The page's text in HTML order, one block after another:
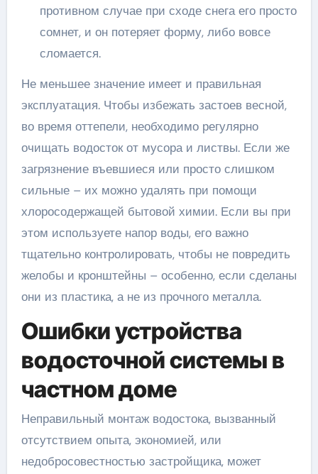
противном случае при сходе снега его просто
сомнет, и он потеряет форму, либо вовсе
сломается.
Не меньшее значение имеет и правильная
эксплуатация. Чтобы избежать застоев весной,
во время оттепели, необходимо регулярно
очищать водосток от мусора и листвы. Если же
загрязнение въевшиеся или просто слишком
сильные – их можно удалять при помощи
хлоросодержащей бытовой химии. Если вы при
этом используете напор воды, его важно
тщательно контролировать, чтобы не повредить
желобы и кронштейны – особенно, если сделаны
они из пластика, а не из прочного металла.
Ошибки устройства
водосточной системы в
частном доме
Неправильный монтаж водостока, вызванный
отсутствием опыта, экономией, или
недобросовестностью застройщика, может